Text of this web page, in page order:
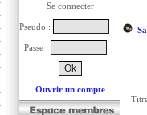
Se connecter
Pseudo :
Passe :
Ouvrir un compte